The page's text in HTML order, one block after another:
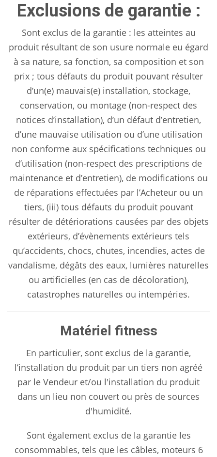
Exclusions de garantie :
Sont exclus de la garantie : les atteintes au
produit résultant de son usure normale eu égard
à sa nature, sa fonction, sa composition et son
prix ; tous défauts du produit pouvant résulter
d’un(e) mauvais(e) installation, stockage,
conservation, ou montage (non-respect des
notices d’installation), d’un défaut d’entretien,
d’une mauvaise utilisation ou d’une utilisation
non conforme aux spécifications techniques ou
d’utilisation (non-respect des prescriptions de
maintenance et d’entretien), de modifications ou
de réparations effectuées par l’Acheteur ou un
tiers, (iii) tous défauts du produit pouvant
résulter de détériorations causées par des objets
extérieurs, d’évènements extérieurs tels
qu’accidents, chocs, chutes, incendies, actes de
vandalisme, dégâts des eaux, lumières naturelles
ou artificielles (en cas de décoloration),
catastrophes naturelles ou intempéries.
Matériel fitness
En particulier, sont exclus de la garantie,
l’installation du produit par un tiers non agréé
par le Vendeur et/ou l'installation du produit
dans un lieu non couvert ou près de sources
d'humidité.
Sont également exclus de la garantie les
consommables, tels que les câbles, moteurs 6